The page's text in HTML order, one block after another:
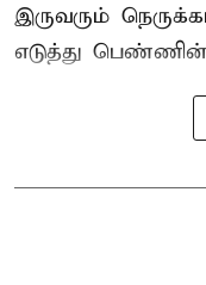
இருவரும்
எடுத்து